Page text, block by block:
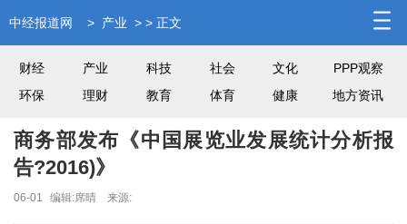
中经报道网 > 产业 > > 正文
财经 产业 科技 社会 文化
PPP观察
环保
理财 教育 体育 健康 地方资讯
商务部发布《中国展览业发展统计分析报
告?2016)》
06-01 编辑:席晴 来源: